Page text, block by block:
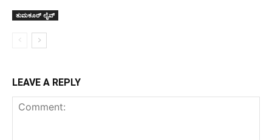
ತುಮಕೂರ್ ಲೈವ್
LEAVE A REPLY